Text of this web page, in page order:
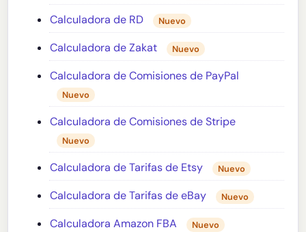
Calculadora de RD Nuevo
Calculadora de Zakat Nuevo
Calculadora de Comisiones de PayPal
Nuevo
Calculadora de Comisiones de Stripe
Nuevo
Calculadora de Tarifas de Etsy Nuevo
Calculadora de Tarifas de eBay Nuevo
Calculadora Amazon FBA Nuevo